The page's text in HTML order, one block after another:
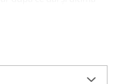
Chronicle
teme precum
va aduce cititorilor
râs. Este o carte din
scenele